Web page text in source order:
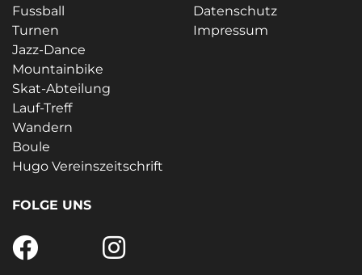
Fussball
Turnen
Jazz-Dance
Mountainbike
Skat-Abteilung
Lauf-Treff
Wandern
Boule
Hugo Vereinszeitschrift
Datenschutz
Impressum
FOLGE UNS